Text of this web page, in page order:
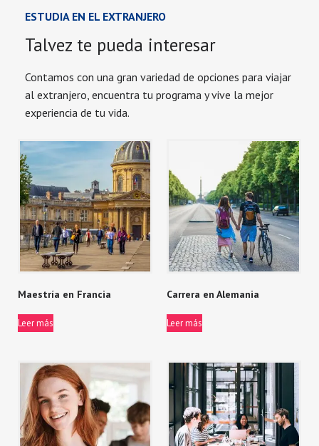
ESTUDIA EN EL EXTRANJERO
Talvez te pueda interesar
Contamos con una gran variedad de opciones para viajar
al extranjero, encuentra tu programa y vive la mejor
experiencia de tu vida.
Maestría en Francia
Leer más
Carrera en Alemania
Leer más